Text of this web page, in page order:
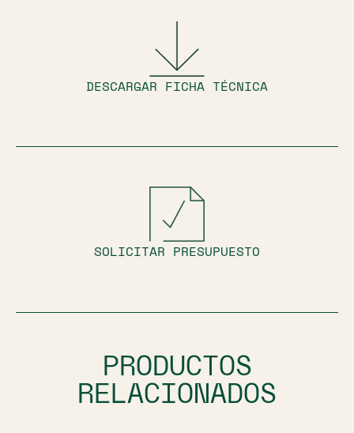
DESCARGAR FICHA TÉCNICA
SOLICITAR PRESUPUESTO
PRODUCTOS
RELACIONADOS